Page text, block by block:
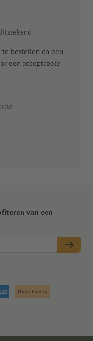
bestellen en een
een acceptabele
van een
Overschrijving